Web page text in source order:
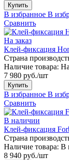
Купить
В избранное В
Сравнить
На заказ
Клей-фиксация
Страна
Наличие товара:
7 980 руб./шт
Купить
В избранное В
Сравнить
В наличии
Клей-фиксация
Страна
Наличие товара: В
8 940 руб./шт